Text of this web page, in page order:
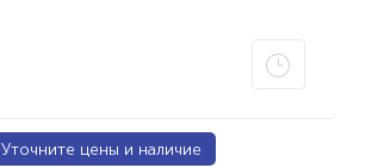
Уточните цены и наличие